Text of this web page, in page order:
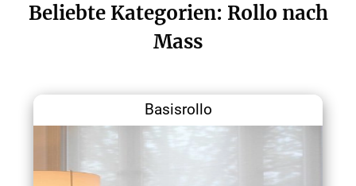
Beliebte Kategorien: Rollo nach
Mass
Basisrollo